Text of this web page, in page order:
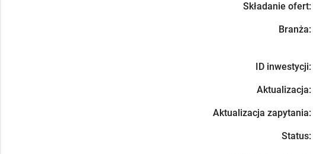
Składanie ofert:
Branża:
ID inwestycji:
Aktualizacja:
Aktualizacja zapytania:
Status: